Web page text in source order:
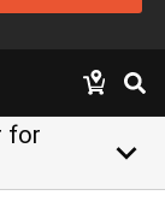
for
keyboard_arrow_down